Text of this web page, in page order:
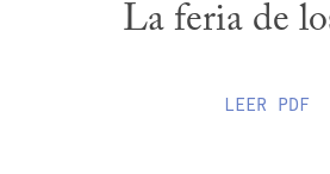
La feria de
LEER PDF